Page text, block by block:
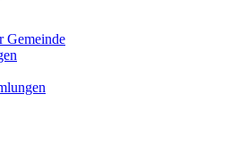
Gemeinde